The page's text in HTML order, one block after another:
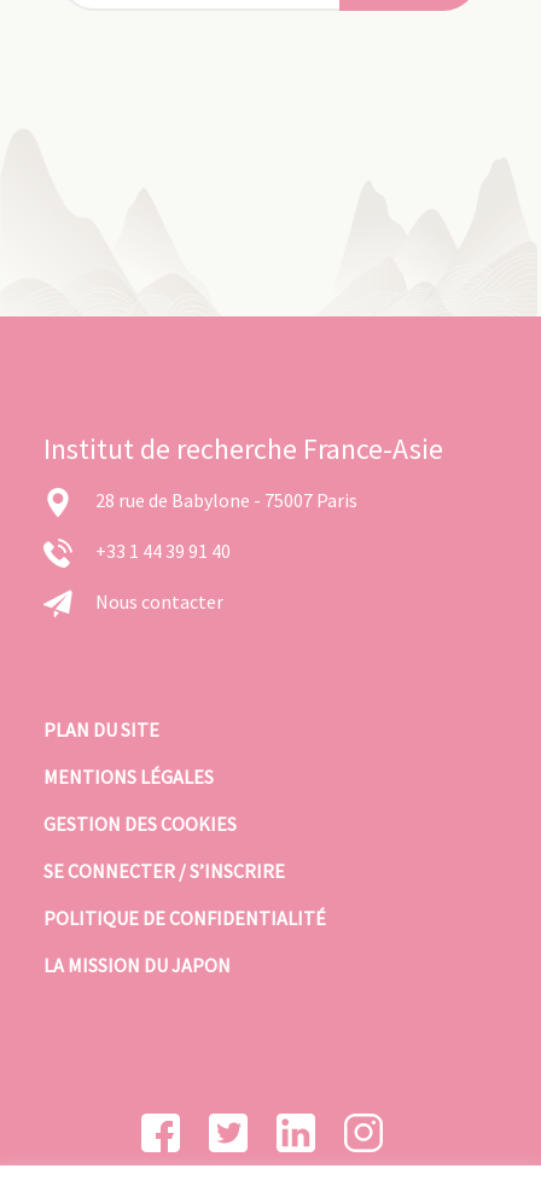
Institut de recherche France-Asie
28 rue de Babylone - 75007 Paris
+33 1 44 39 91 40
Nous contacter
PLAN DU SITE
MENTIONS LÉGALES
GESTION DES COOKIES
SE CONNECTER / S’INSCRIRE
POLITIQUE DE CONFIDENTIALITÉ
LA MISSION DU JAPON